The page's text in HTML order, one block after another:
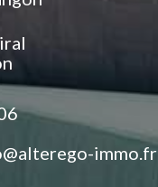
immo.fr